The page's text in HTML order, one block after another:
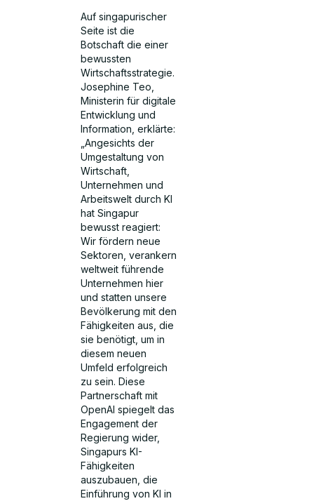
Auf singapurischer
Seite ist die
Botschaft die einer
bewussten
Wirtschaftsstrategie.
Josephine Teo,
Ministerin für digitale
Entwicklung und
Information, erklärte:
„Angesichts der
Umgestaltung von
Wirtschaft,
Unternehmen und
Arbeitswelt durch KI
hat Singapur
bewusst reagiert:
Wir fördern neue
Sektoren, verankern
weltweit führende
Unternehmen hier
und statten unsere
Bevölkerung mit den
Fähigkeiten aus, die
sie benötigt, um in
diesem neuen
Umfeld erfolgreich
zu sein. Diese
Partnerschaft mit
OpenAI spiegelt das
Engagement der
Regierung wider,
Singapurs KI-
Fähigkeiten
auszubauen, die
Einführung von KI in